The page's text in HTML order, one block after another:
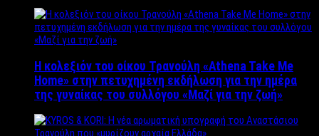
Η κολεξιόν του οίκου Τρανούλη «Athena Take Me
Home» στην πετυχημένη εκδήλωση για την ημέρα
της γυναίκας του συλλόγου «Μαζί για την ζωή»